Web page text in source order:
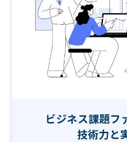
ビジネス課題フ
技術力と